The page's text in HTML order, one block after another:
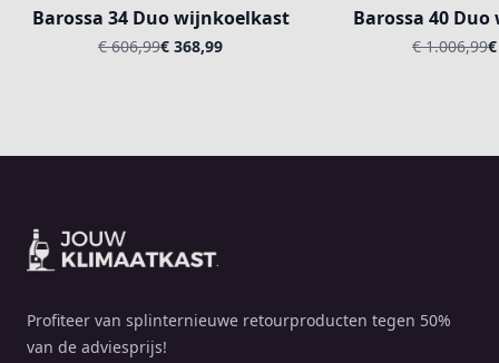
Barossa 34 Duo wijnkoelkast
€ 606,99€ 368,99
Barossa 40
€ 1.006,99
Profiteer van splinternieuwe retourproducten tegen 50%
van de adviesprijs!